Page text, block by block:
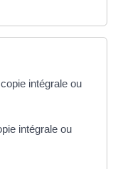
intégrale ou
intégrale ou